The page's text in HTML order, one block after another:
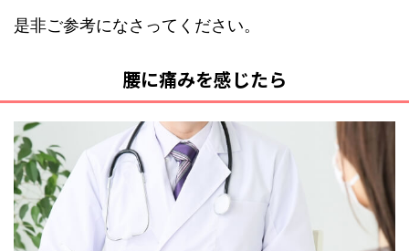
是非ご参考になさってください。
腰に痛みを感じたら